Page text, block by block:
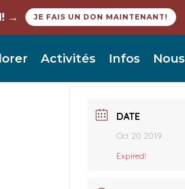
→ JE FAIS UN DON MAINTENANT!
Activités Infos Nous
DATE
Oct 20 2019
Expired!